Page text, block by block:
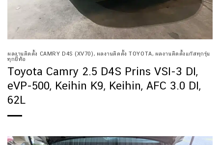
ผลงานติดตั้ง CAMRY D4S (XV70) , ผลงานติดตั้ง TOYOTA, ผลงานติดตั้งแก๊สทุกรุ่น
ทุกยี่ห้อ
Toyota Camry 2.5 D4S Prins VSI-3 DI,
eVP-500, Keihin K9, Keihin, AFC 3.0 DI,
62L